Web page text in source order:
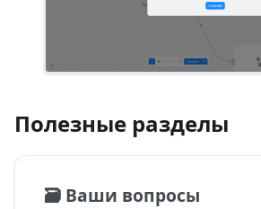
Полезные разделы
🗃️ Ваши вопросы